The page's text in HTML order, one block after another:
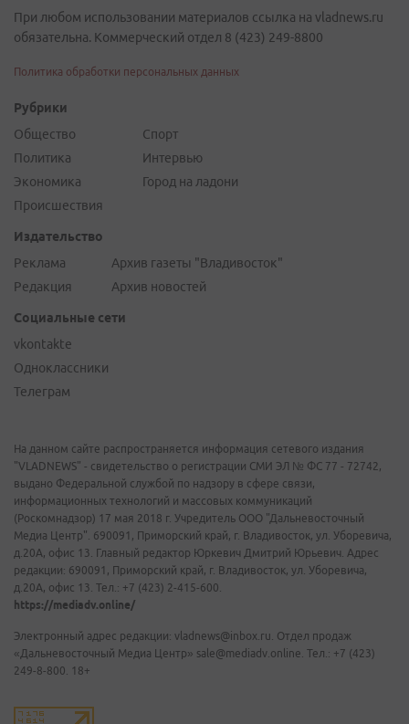
При любом использовании материалов ссылка на vladnews.ru
обязательна. Коммерческий отдел 8 (423) 249-8800
Политика обработки персональных данных
Рубрики
Общество
Политика
Экономика
Происшествия
Спорт
Интервью
Город на ладони
Издательство
Реклама
Редакция
Архив газеты "Владивосток"
Архив новостей
Социальные сети
vkontakte
Одноклассники
Телеграм
На данном сайте распространяется информация сетевого издания
"VLADNEWS" - свидетельство о регистрации СМИ ЭЛ № ФС 77 - 72742,
выдано Федеральной службой по надзору в сфере связи,
информационных технологий и массовых коммуникаций
(Роскомнадзор) 17 мая 2018 г. Учредитель ООО "Дальневосточный
Медиа Центр". 690091, Приморский край, г. Владивосток, ул. Уборевича,
д.20А, офис 13. Главный редактор Юркевич Дмитрий Юрьевич. Адрес
редакции: 690091, Приморский край, г. Владивосток, ул. Уборевича,
д.20А, офис 13. Тел.: +7 (423) 2-415-600.
https://mediadv.online/
Электронный адрес редакции: vladnews@inbox.ru. Отдел продаж
«Дальневосточный Медиа Центр» sale@mediadv.online. Тел.: +7 (423)
249-8-800. 18+